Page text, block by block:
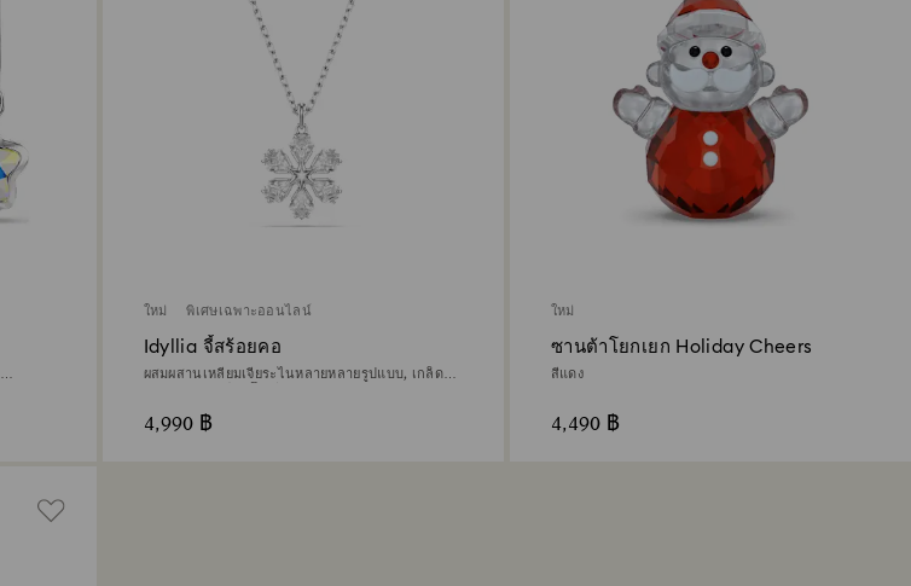
ใหม่ พิเศษเฉพาะออนไลน์
Idyllia จี้สร้อยคอ
ผสมผสานเหลี่ยมเจียระไนหลายหลายรูปแบบ, เกล็ด
4,990 ฿
ใหม่
ซานต้าโยกเยก Holiday Cheers
สีแดง
4,490 ฿